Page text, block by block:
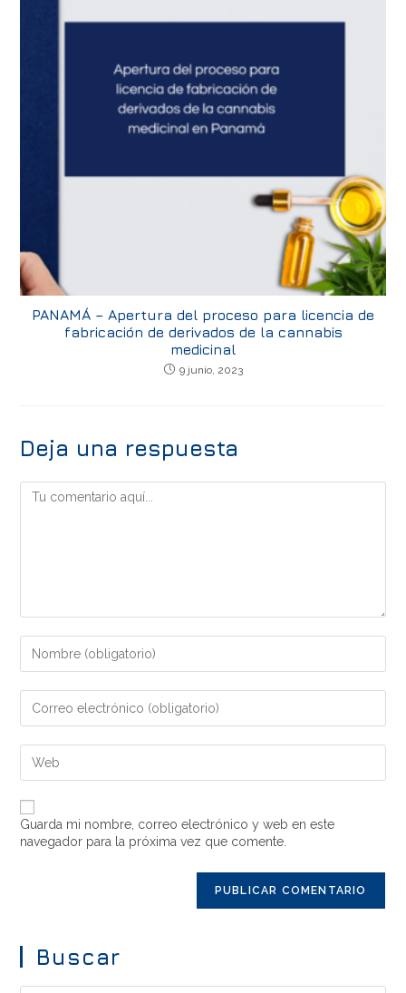
PANAMÁ – Apertura del proceso para licencia de
fabricación de derivados de la cannabis
medicinal
9 junio, 2023
Deja una respuesta
Guarda mi nombre, correo electrónico y web en este
navegador para la próxima vez que comente.
Buscar